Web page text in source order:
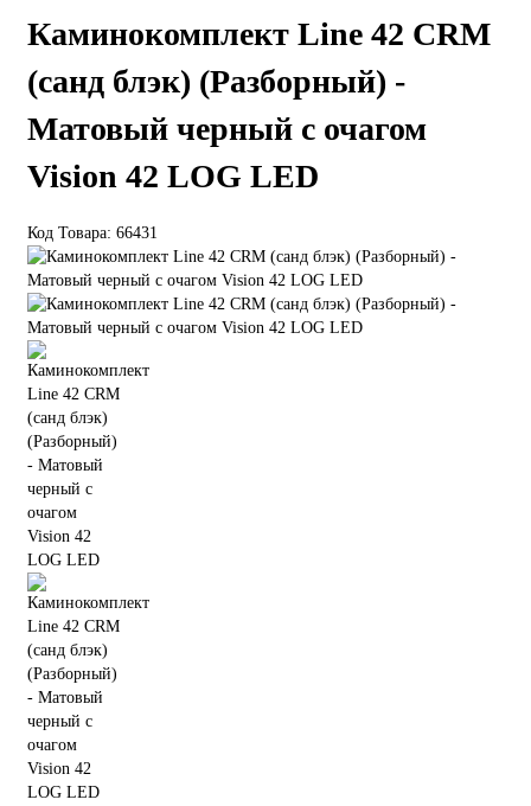
Каминокомплект Line 42 CRM
(санд блэк) (Разборный) -
Матовый черный с очагом
Vision 42 LOG LED
Код Товара: 66431